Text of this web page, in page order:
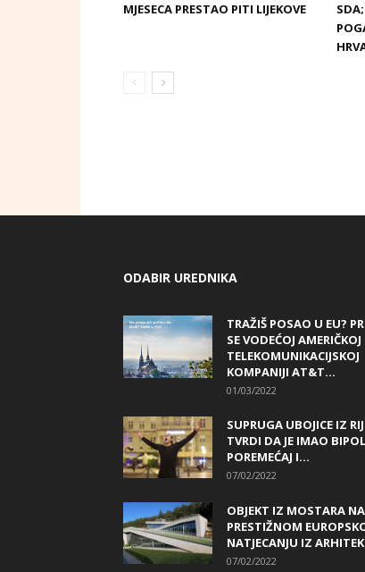
MJESECA PRESTAO PITI LIJEKOVE
ODABIR UREDNIKA
TRAŽIŠ POSAO U EU?
SE VODEĆOJ AMERIČKOJ
TELEKOMUNIKACIJSKOJ
KOMPANIJI AT&T...
01/03/2022
SUPRUGA UBOJICE IZ
TVRDI DA JE IMAO
POREMEĆAJ I...
07/02/2022
OBJEKT IZ MOSTARA NA
PRESTIŽNOM
NATJECANJU IZ
07/02/2022